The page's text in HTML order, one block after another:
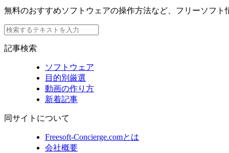
無料のおすすめソフトウェアの操作方法など、フリーソフト
記事検索
ソフトウェア
目的別厳選
動画の作り方
新着記事
同サイトについて
Freesoft-Concierge.comとは
会社概要